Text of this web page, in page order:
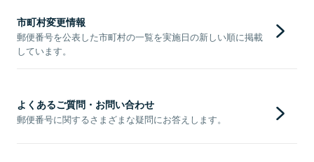
市町村変更情報
郵便番号を公表した市町村の一覧を実施日の新しい順に掲載
しています。
よくあるご質問・お問い合わせ
郵便番号に関するさまざまな疑問にお答えします。